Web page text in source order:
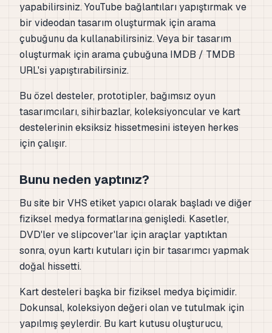
yapabilirsiniz. YouTube bağlantıları yapıştırmak ve
bir videodan tasarım oluşturmak için arama
çubuğunu da kullanabilirsiniz. Veya bir tasarım
oluşturmak için arama çubuğuna IMDB / TMDB
URL'si yapıştırabilirsiniz.
Bu özel desteler, prototipler, bağımsız oyun
tasarımcıları, sihirbazlar, koleksiyoncular ve kart
destelerinin eksiksiz hissetmesini isteyen herkes
için çalışır.
Bunu neden yaptınız?
Bu site bir VHS etiket yapıcı olarak başladı ve diğer
fiziksel medya formatlarına genişledi. Kasetler,
DVD'ler ve slipcover'lar için araçlar yaptıktan
sonra, oyun kartı kutuları için bir tasarımcı yapmak
doğal hissetti.
Kart desteleri başka bir fiziksel medya biçimidir.
Dokunsal, koleksiyon değeri olan ve tutulmak için
yapılmış şeylerdir. Bu kart kutusu oluşturucu,